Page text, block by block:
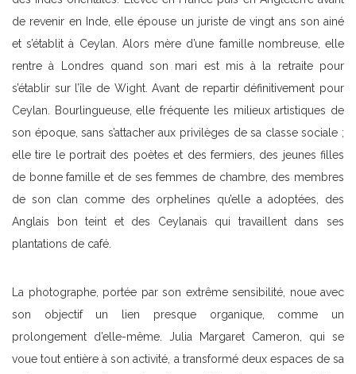
de revenir en Inde, elle épouse un juriste de vingt ans son ainé
et s’établit à Ceylan. Alors mère d’une famille nombreuse, elle
rentre à Londres quand son mari est mis à la retraite pour
s’établir sur l’île de Wight. Avant de repartir définitivement pour
Ceylan. Bourlingueuse, elle fréquente les milieux artistiques de
son époque, sans s’attacher aux privilèges de sa classe sociale ;
elle tire le portrait des poètes et des fermiers, des jeunes filles
de bonne famille et de ses femmes de chambre, des membres
de son clan comme des orphelines qu’elle a adoptées, des
Anglais bon teint et des Ceylanais qui travaillent dans ses
plantations de café.
La photographe, portée par son extrême sensibilité, noue avec
son objectif un lien presque organique, comme un
prolongement d’elle-même. Julia Margaret Cameron, qui se
voue tout entière à son activité, a transformé deux espaces de sa